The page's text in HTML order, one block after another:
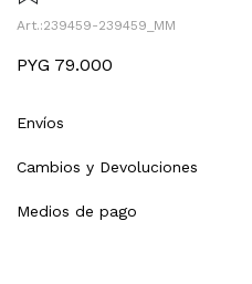
239459-239459_MM
PYG 79.000
Envíos
Cambios y Devoluciones
Medios de pago